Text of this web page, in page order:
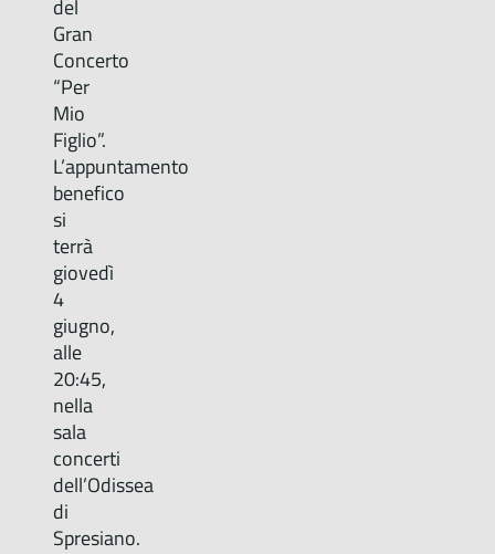
del
Gran
Concerto
“Per
Mio
Figlio”.
L’appuntamento
benefico
si
terrà
giovedì
4
giugno,
alle
20:45,
nella
sala
concerti
dell’Odissea
di
Spresiano.